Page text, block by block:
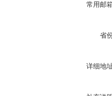
常用邮
省
详细地